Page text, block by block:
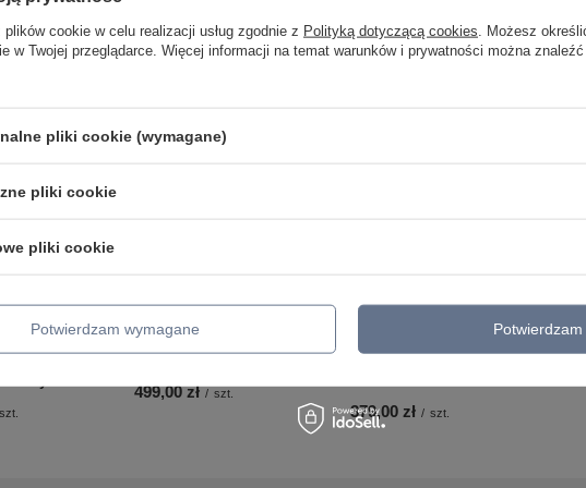
szt.
Lampa wisząca
HEMISPHERE RUST L
499,00 zł / szt.
Lampa wisząca WHEEL
379,00 zł / szt.
cookie w celu realizacji usług zgodnie z Polityką dotyczącą cookies . Możesz
w Twojej przeglądarce. Więcej informacji na temat warunków i prywatności można
pliki cookie (wymagane)
pliki cookie
pliki cookie
Potwierdzam wymagane